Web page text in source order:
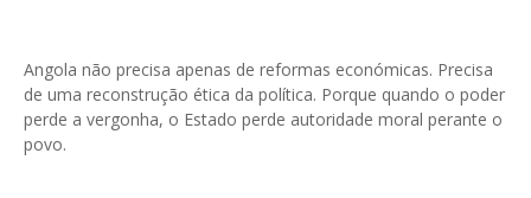
Angola não precisa apenas de reformas económicas. Precisa
de uma reconstrução ética da política. Porque quando o poder
perde a vergonha, o Estado perde autoridade moral perante o
povo.